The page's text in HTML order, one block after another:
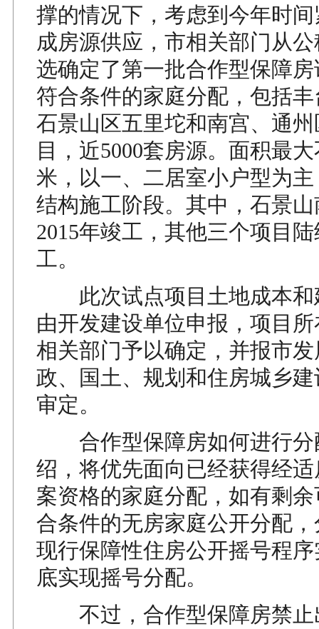
撑的情况下，考虑到今年时
成房源供应，市相关部门从
选确定了第一批合作型保障
符合条件的家庭分配，包括
石景山区五里坨和南宫、通
目，近5000套房源。面积最
米，以一、二居室小户型为
结构施工阶段。其中，石景
2015年竣工，其他三个项目
工。
此次试点项目土地成本和
由开发建设单位申报，项目
相关部门予以确定，并报市
政、国土、规划和住房城乡
审定。
合作型保障房如何进行分
绍，将优先面向已经获得经
案资格的家庭分配，如有剩
合条件的无房家庭公开分配
现行保障性住房公开摇号程
底实现摇号分配。
不过，合作型保障房禁止